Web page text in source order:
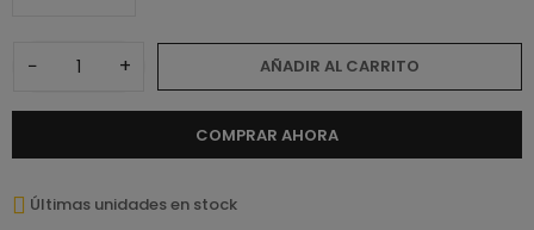
− + AÑADIR AL CARRITO
COMPRAR AHORA
Últimas unidades en stock